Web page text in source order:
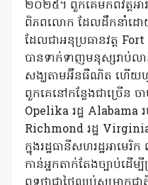
២០២៥។ ពួកគេមកពីវត្តអា
ពិភពលោក ដែលដឹកនាំដោ
ដែលជាអនុប្រធានវត្ត
បានទាក់ទាញមនុស្សរាប់ល
សង្ឃតាមអ៊ីនធឺណិត ហើយហ្វូ
ពួកគេនៅកន្លែងជាច្រើន
Opelika រដ្ឋ
Richmond រដ្ឋ
ក្នុងរដ្ឋធានីសហរដ្ឋអាម
កាន់អ្នកតាក់តែងច្បាប់ដើ